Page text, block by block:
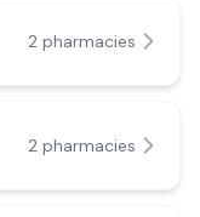
2 pharmacies
2 pharmacies